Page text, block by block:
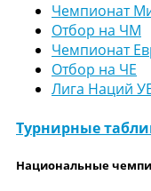
Чемпионат
Отбор на ЧМ
Чемпионат
Отбор на ЧЕ
Лига Наций
Турнирные
Национальные